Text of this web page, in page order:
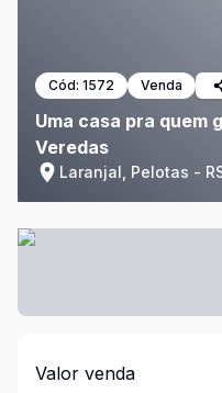
Cód: 1572 Venda
Uma casa pra quem
Veredas
Laranjal, Pelotas -
Valor venda